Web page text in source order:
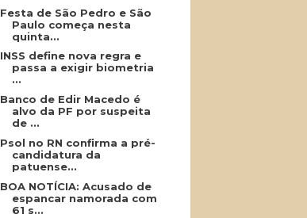
Festa de São Pedro e São
Paulo começa nesta
quinta...
INSS define nova regra e
passa a exigir biometria
...
Banco de Edir Macedo é
alvo da PF por suspeita
de ...
Psol no RN confirma a pré-
candidatura da
patuense...
BOA NOTÍCIA: Acusado de
espancar namorada com
61 s...